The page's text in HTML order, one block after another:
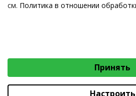
Возникли вопросы?
© 2026 Коммунальное
«Витебский областной центр
авторским правом
см. Политика в отношении
Принять
Настроить